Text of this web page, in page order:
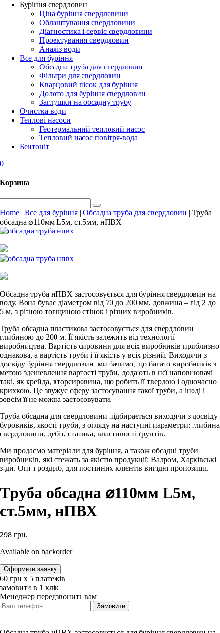
Буріння свердловин
Ціна буріння свердловини
Облаштування свердловини
Діагностика і сервіс свердловини
Проектування свердловин
Аналіз води
Все для буріння
Обсадна труба для свердловин
Фільтри для свердловин
Кварцовий пісок для буріння
Долото для буріння свердловин
Заглушки на обсадну трубу
Очистка води
Теплові насоси
Геотермальний тепловий насос
Тепловий насос повітря-вода
Бентоніт
0
Корзина
Home | Все для буріння | Обсадна труба для свердловин | Труба
обсадна ⌀110мм L5м, ст.5мм, нПВХ
Обсадна труба нПВХ застосовується для буріння свердловин на
воду. Вона буває діаметром від 70 до 200 мм, довжина – від 2 до
5 м, з різною товщиною стінок і різних виробників.
Труба обсадна пластикова застосовується для свердловин
глибиною до 200 м. Її якість залежить від технології
виробництва. Вартість сировини для всіх виробників приблизно
однакова, а вартість труби і її якість у всіх різний. Виходячи з
досвіду буріння свердловин, ми бачимо, що багато виробників з
метою здешевлення вартості труби, додають в неї наповнювачі
такі, як крейда, вторсировина, що робить її твердою і одночасно
крихкою. Це звужує сферу застосування такої труби, а іноді і
зовсім її не можна застосовувати.
Труба обсадна для свердловини підбирається виходячи з досвіду
буровиків, якості труби, з огляду на наступні параметри: глибина
свердловини, дебіт, статика, властивості ґрунтів.
Ми продаємо матеріали для буріння, а також обсадні труби
виробників, які стежать за якістю продукції: Валром, Харківські
з-ди. Опт і роздріб, для постійних клієнтів вигідні пропозиції.
Труба обсадна ⌀110мм L5м,
ст.5мм, нПВХ
298 грн.
Available on backorder
Оформити заявку
60 ‎грн х 5 платежів
замовити в 1 клік
Менеджер передзвонить вам
Замовити